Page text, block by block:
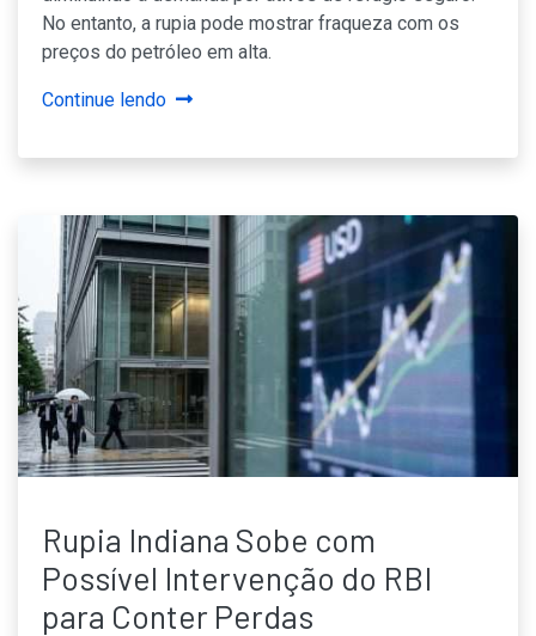
No entanto, a rupia pode mostrar fraqueza com os
preços do petróleo em alta.
Continue lendo
Rupia Indiana Sobe com
Possível Intervenção do RBI
para Conter Perdas